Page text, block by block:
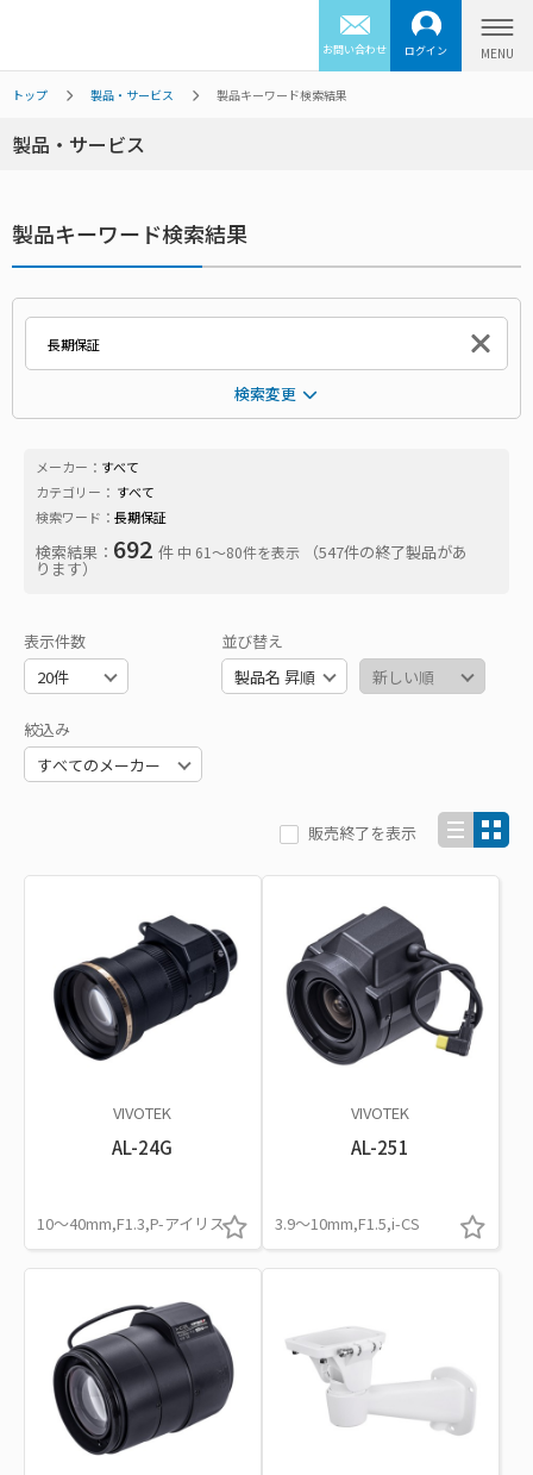
お問い合わせ ログイン
トップ 製品・サービス 製品キーワード検索結果
製品・サービス
製品キーワード検索結果
検索変更
メーカー： すべて
カテゴリー： すべて
検索ワード： 長期保証
検索結果： 692 件 中 61〜80件を表示 （547件の終了製品があ
ります）
表示件数 並び替え
絞込み
販売終了を表示
VIVOTEK
AL-24G
10～40mm,F1.3,P-アイリス
VIVOTEK
AL-251
3.9～10mm,F1.5,i-CS